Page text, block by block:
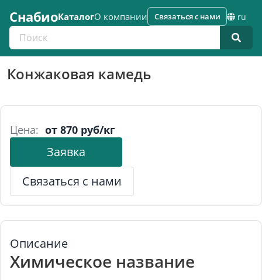
СнабиоКаталогО компании
Поиск по каталогу
Связаться с нами ru
Конжаковая камедь
Цена: от 870 руб/кг
Заявка
Связаться с нами
Описание
Химическое название